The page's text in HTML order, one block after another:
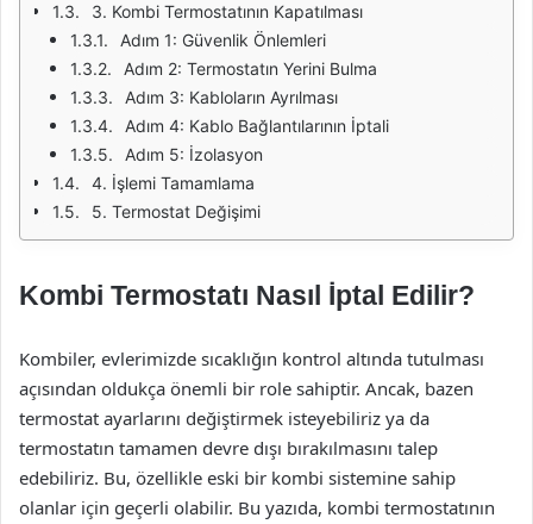
3. Kombi Termostatının Kapatılması
Adım 1: Güvenlik Önlemleri
Adım 2: Termostatın Yerini Bulma
Adım 3: Kabloların Ayrılması
Adım 4: Kablo Bağlantılarının İptali
Adım 5: İzolasyon
4. İşlemi Tamamlama
5. Termostat Değişimi
Kombi Termostatı Nasıl İptal Edilir?
Kombiler, evlerimizde sıcaklığın kontrol altında tutulması
açısından oldukça önemli bir role sahiptir. Ancak, bazen
termostat ayarlarını değiştirmek isteyebiliriz ya da
termostatın tamamen devre dışı bırakılmasını talep
edebiliriz. Bu, özellikle eski bir kombi sistemine sahip
olanlar için geçerli olabilir. Bu yazıda, kombi termostatının